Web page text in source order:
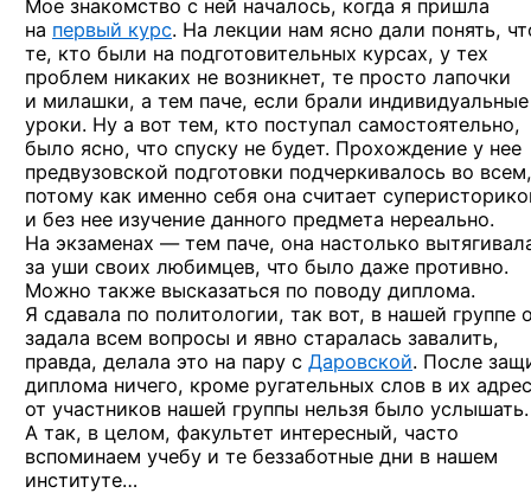
Мое знакомство с ней началось, когда я пришла
на первый курс. На лекции нам ясно дали понять,
те, кто были на подготовительных курсах, у тех
проблем никаких не возникнет, те просто лапочки
и милашки, а тем паче, если брали индивидуальные
уроки. Ну а вот тем, кто поступал самостоятельно,
было ясно, что спуску не будет. Прохождение у нее
предвузовской подготовки подчеркивалось во всем,
потому как именно себя она считает
и без нее изучение данного предмета нереально.
На экзаменах — тем паче, она настолько
за уши своих любимцев, что было даже противно.
Можно также высказаться по поводу диплома.
Я сдавала по политологии, так вот, в нашей группе
задала всем вопросы и явно старалась завалить,
правда, делала это на пару с Даровской. После
диплома ничего, кроме ругательных слов в их адрес
от участников нашей группы нельзя было услышать.
А так, в целом, факультет интересный, часто
вспоминаем учебу и те беззаботные дни в нашем
институте…